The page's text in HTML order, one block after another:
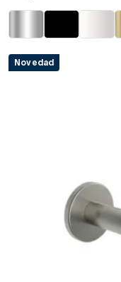
Novedad